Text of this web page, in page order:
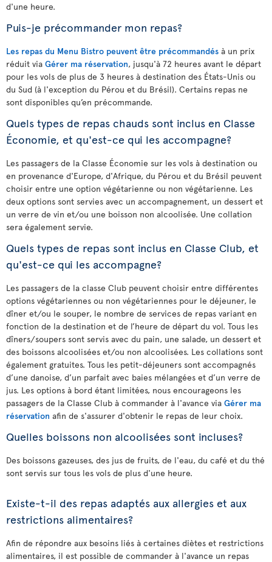
d'une heure.
Puis-je précommander mon repas?
Les repas du Menu Bistro peuvent être précommandés à un prix
réduit via Gérer ma réservation, jusqu'à 72 heures avant le départ
pour les vols de plus de 3 heures à destination des États-Unis ou
du Sud (à l'exception du Pérou et du Brésil). Certains repas ne
sont disponibles qu’en précommande.
Quels types de repas chauds sont inclus en Classe
Économie, et qu'est-ce qui les accompagne?
Les passagers de la Classe Économie sur les vols à destination ou
en provenance d'Europe, d'Afrique, du Pérou et du Brésil peuvent
choisir entre une option végétarienne ou non végétarienne. Les
deux options sont servies avec un accompagnement, un dessert et
un verre de vin et/ou une boisson non alcoolisée. Une collation
sera également servie.
Quels types de repas sont inclus en Classe Club, et
qu'est-ce qui les accompagne?
Les passagers de la classe Club peuvent choisir entre différentes
options végétariennes ou non végétariennes pour le déjeuner, le
dîner et/ou le souper, le nombre de services de repas variant en
fonction de la destination et de l’heure de départ du vol. Tous les
dîners/soupers sont servis avec du pain, une salade, un dessert et
des boissons alcoolisées et/ou non alcoolisées. Les collations sont
également gratuites. Tous les petit-déjeuners sont accompagnés
d’une danoise, d’un parfait avec baies mélangées et d’un verre de
jus. Les options à bord étant limitées, nous encourageons les
passagers de la Classe Club à commander à l'avance via Gérer ma
réservation afin de s'assurer d'obtenir le repas de leur choix.
Quelles boissons non alcoolisées sont incluses?
Des boissons gazeuses, des jus de fruits, de l'eau, du café et du thé
sont servis sur tous les vols de plus d'une heure.
Existe-t-il des repas adaptés aux allergies et aux
restrictions alimentaires?
Afin de répondre aux besoins liés à certaines diètes et restrictions
alimentaires, il est possible de commander à l'avance un repas